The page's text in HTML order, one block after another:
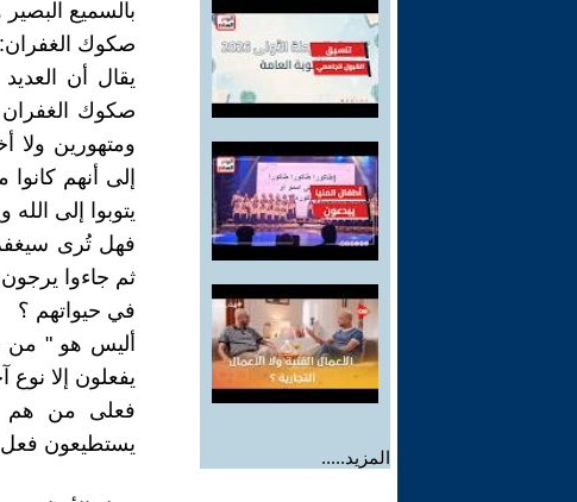
المزيد.....
بالسميع
صكوك الغفران:
يقال أن
صكوك الغفران
ومتهورين ولا
إلى أنهم
يتوبوا إلى
فهل تُرى
ثم جاءوا
في حيواتهم ؟
أليس هو " من
يفعلون إلا
فعلى من هم
يستطيعون فعل